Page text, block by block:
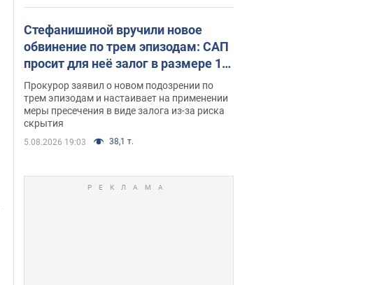
Стефанишиной вручили новое
обвинение по трем эпизодам: САП
просит для неё залог в размере 15
млн грн
Прокурор заявил о новом подозрении по
трем эпизодам и настаивает на применении
меры пресечения в виде залога из-за риска
скрытия
5.08.2026 19:03 38,1 т.